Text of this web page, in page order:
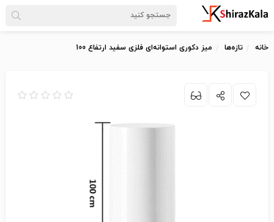
خانه تازه‌ها میز دکوری استوانه‌ای فلزی سفید ارتفاع 100